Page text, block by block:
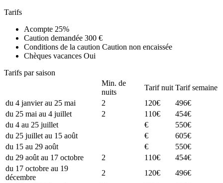
Tarifs
Acompte 25%
Caution demandée 300 €
Conditions de la caution Caution non encaissée
Chèques vacances Oui
Tarifs par saison
Min. de
nuits
Tarif nuit Tarif semaine
du 4 janvier au 25 mai
2 120€
496€
du 25 mai au 4 juillet
2 110€
454€
du 4 au 25 juillet
€
550€
du 25 juillet au 15 août
€
605€
du 15 au 29 août
€
550€
du 29 août au 17 octobre
2 110€
454€
du 17 octobre au 19
décembre
2 120€
496€